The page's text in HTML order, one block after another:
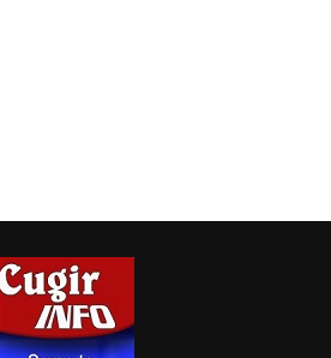
Cugir – FC Inter Sibiu 1-0
un informatician din Cugir propria